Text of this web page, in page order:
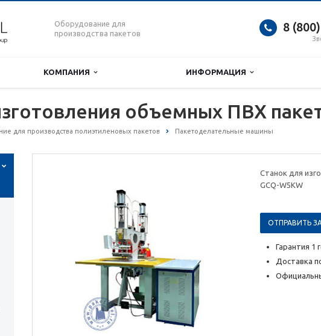
Оборудование для
производства пакетов
8
КОМПАНИЯ ИНФОРМАЦИЯ
объемных ПВХ
для производства полиэтиленовых пакетов Пакетоделательные машины
Станок для
GCQ-W5KW
ОТПРАВИТЬ
Гарантия 1
Доставка